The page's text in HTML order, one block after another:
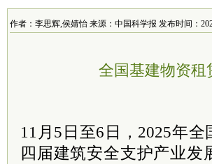
作者：李思辉,侯婧怡 来源：中国科学报 发布时间：
全国基建物资租
11月5日至6日，2025年
四届建筑安全支护产业发